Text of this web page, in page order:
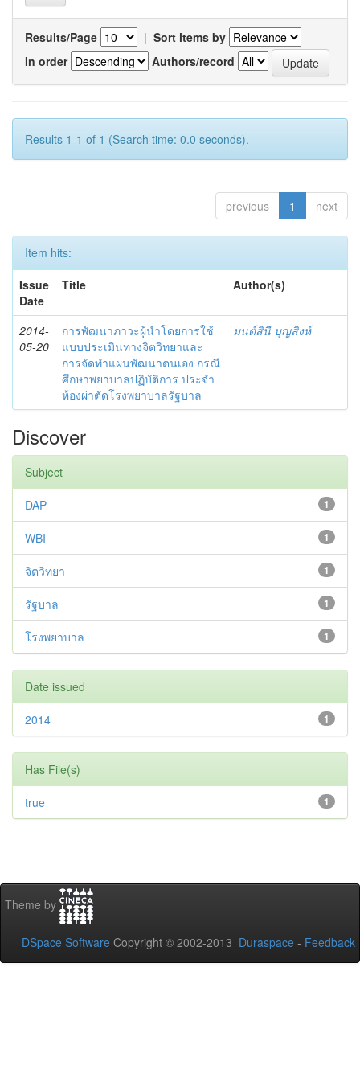
Results/Page | Sort items by
In order
Authors/record
Results 1-1 of 1 (Search time: 0.0 seconds).
previous 1 next
Item hits:
Issue
Date
Title Author(s)
2014-
05-20
การพัฒนาภาวะผู้นำโดยการใช้
แบบประเมินทางจิตวิทยาและ
การจัดทำแผนพัฒนาตนเอง กรณี
ศึกษาพยาบาลปฏิบัติการ ประจำ
ห้องผ่าตัดโรงพยาบาลรัฐบาล
มนต์สินี บุญสิงห์
Discover
Subject
1
DAP
1
WBI
1
จิตวิทยา
1
รัฐบาล
1
โรงพยาบาล
Date issued
1
2014
Has File(s)
1
true
Theme by
DSpace Software Copyright © 2002-2013 Duraspace - Feedback